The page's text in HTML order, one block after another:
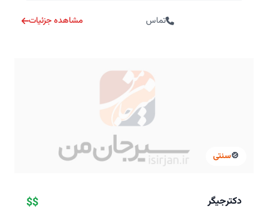
تماس مشاهده جزئیات
🍲سنتی
دکترجیگر $$